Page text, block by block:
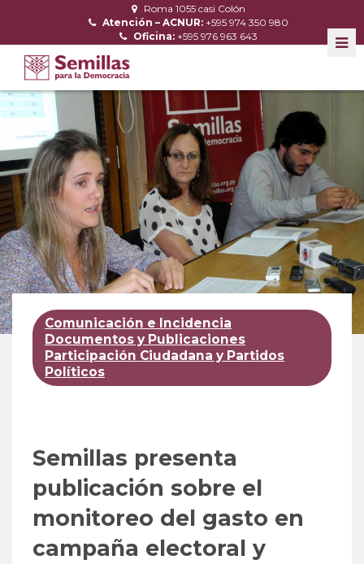
Roma 1055 casi Colón
Atención – ACNUR: +595 974 350 980
Oficina: +595 976 963 643
Comunicación e Incidencia
Documentos y Publicaciones
Participación Ciudadana y Partidos
Políticos
Semillas presenta
publicación sobre el
monitoreo del gasto en
campaña electoral y